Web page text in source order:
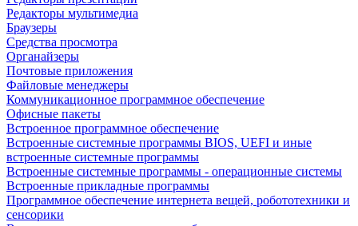
Редакторы мультимедиа
Браузеры
Средства просмотра
Органайзеры
Почтовые приложения
Файловые менеджеры
Коммуникационное программное обеспечение
Офисные пакеты
Встроенное программное обеспечение
Встроенные системные программы BIOS, UEFI и иные
встроенные системные программы
Встроенные системные программы - операционные системы
Встроенные прикладные программы
Программное обеспечение интернета вещей, робототехники и
сенсорики